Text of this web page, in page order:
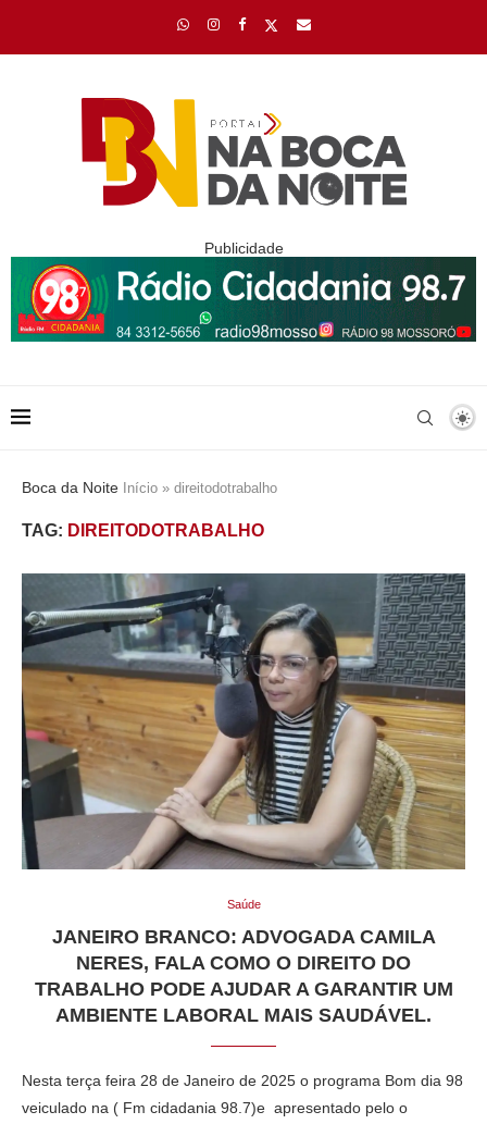
Publicidade
Boca da Noite Início » direitodotrabalho
TAG: DIREITODOTRABALHO
Saúde
JANEIRO BRANCO: ADVOGADA CAMILA
NERES, FALA COMO O DIREITO DO
TRABALHO PODE AJUDAR A GARANTIR UM
AMBIENTE LABORAL MAIS SAUDÁVEL.
Nesta terça feira 28 de Janeiro de 2025 o programa Bom dia 98
veiculado na ( Fm cidadania 98.7)e apresentado pelo o